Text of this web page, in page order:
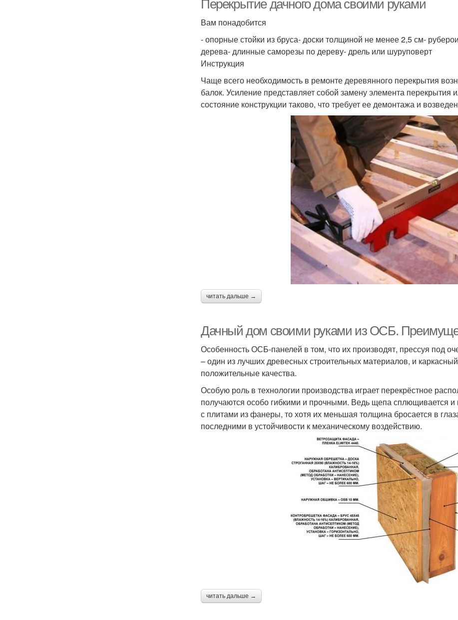
Перекрытие дачного дома своими руками
Вам понадобится
- опорные стойки из бруса- доски толщиной не менее 2,5 см-
дерева- длинные саморезы по дереву- дрель или шуруповерт
Инструкция
Чаще всего необходимость в ремонте деревянного перекрытия
балок. Усиление представляет собой замену элемента перекрытия
состояние конструкции таково, что требует ее демонтажа и
читать дальше →
Дачный дом своими руками из ОСБ.
Особенность ОСБ-панелей в том, что их производят, прессуя под
– один из лучших древесных строительных материалов, и
положительные качества.
Особую роль в технологии производства играет перекрёстное
получаются особо гибкими и прочными. Ведь щепа сплющивается и
с плитами из фанеры, то хотя их меньшая толщина бросается в
последними в устойчивости к механическому воздействию.
читать дальше →